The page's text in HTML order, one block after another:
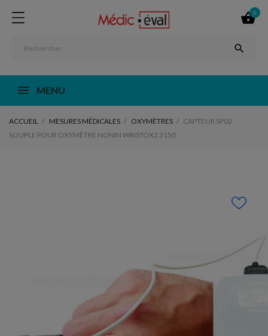

0

MENU
ACCUEIL MESURES MÉDICALES OXYMÈTRES
CAPTEUR SP02
SOUPLE POUR OXYMÈTRE NONIN WRISTOX2 3150